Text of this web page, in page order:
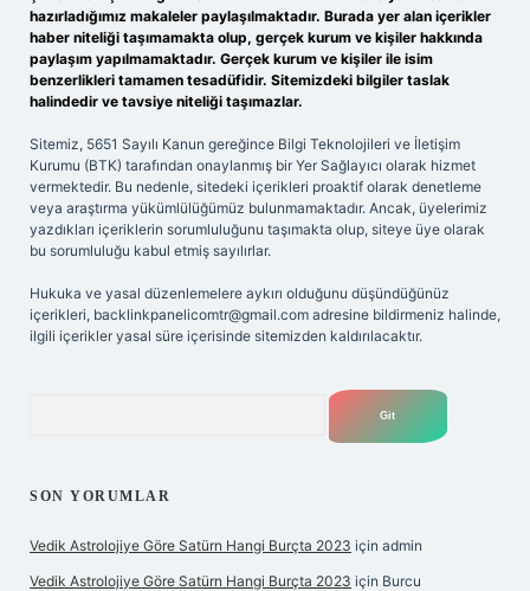
hazırladığımız makaleler paylaşılmaktadır. Burada yer alan içerikler
haber niteliği taşımamakta olup, gerçek kurum ve kişiler hakkında
paylaşım yapılmamaktadır. Gerçek kurum ve kişiler ile isim
benzerlikleri tamamen tesadüfidir. Sitemizdeki bilgiler taslak
halindedir ve tavsiye niteliği taşımazlar.
Sitemiz, 5651 Sayılı Kanun gereğince Bilgi Teknolojileri ve İletişim
Kurumu (BTK) tarafından onaylanmış bir Yer Sağlayıcı olarak hizmet
vermektedir. Bu nedenle, sitedeki içerikleri proaktif olarak denetleme
veya araştırma yükümlülüğümüz bulunmamaktadır. Ancak, üyelerimiz
yazdıkları içeriklerin sorumluluğunu taşımakta olup, siteye üye olarak
bu sorumluluğu kabul etmiş sayılırlar.
Hukuka ve yasal düzenlemelere aykırı olduğunu düşündüğünüz
içerikleri, backlinkpanelicomtr@gmail.com adresine bildirmeniz halinde,
ilgili içerikler yasal süre içerisinde sitemizden kaldırılacaktır.
SON YORUMLAR
Vedik Astrolojiye Göre Satürn Hangi Burçta 2023 için admin
Vedik Astrolojiye Göre Satürn Hangi Burçta 2023 için Burcu